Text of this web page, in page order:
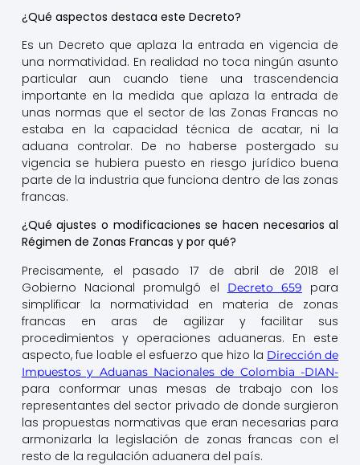
¿Qué aspectos destaca este Decreto?
Es un Decreto que aplaza la entrada en vigencia de
una normatividad. En realidad no toca ningún asunto
particular aun cuando tiene una trascendencia
importante en la medida que aplaza la entrada de
unas normas que el sector de las Zonas Francas no
estaba en la capacidad técnica de acatar, ni la
aduana controlar. De no haberse postergado su
vigencia se hubiera puesto en riesgo jurídico buena
parte de la industria que funciona dentro de las zonas
francas.
¿Qué ajustes o modificaciones se hacen necesarios al
Régimen de Zonas Francas y por qué?
Precisamente, el pasado 17 de abril de 2018 el
Gobierno Nacional promulgó el
Decreto 659
para
simplificar la normatividad en materia de zonas
francas en aras de agilizar y facilitar sus
procedimientos y operaciones aduaneras. En este
aspecto, fue loable el esfuerzo que hizo la Dirección de
Impuestos y Aduanas Nacionales de Colombia -DIAN-
para conformar unas mesas de trabajo con los
representantes del sector privado de donde surgieron
las propuestas normativas que eran necesarias para
armonizarla la legislación de zonas francas con el
resto de la regulación aduanera del país.